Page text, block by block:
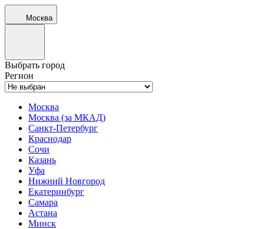
Москва
Выбрать город
Регион
Москва
Москва (за МКАД)
Санкт-Петербург
Краснодар
Сочи
Казань
Уфа
Нижний Новгород
Екатеринбург
Самара
Астана
Минск